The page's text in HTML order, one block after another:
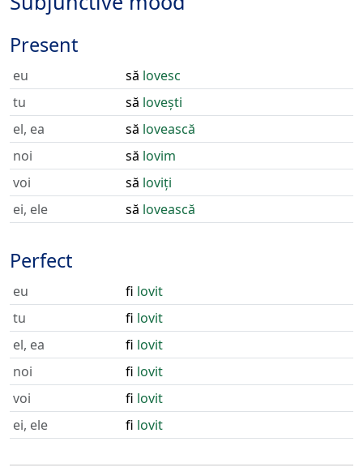
Present
eu să lovesc
tu
să lovești
el, ea
să lovească
noi
să lovim
voi
să loviți
ei, ele
să lovească
Perfect
eu fi lovit
tu
fi lovit
el, ea
fi lovit
noi
fi lovit
voi
fi lovit
ei, ele
fi lovit